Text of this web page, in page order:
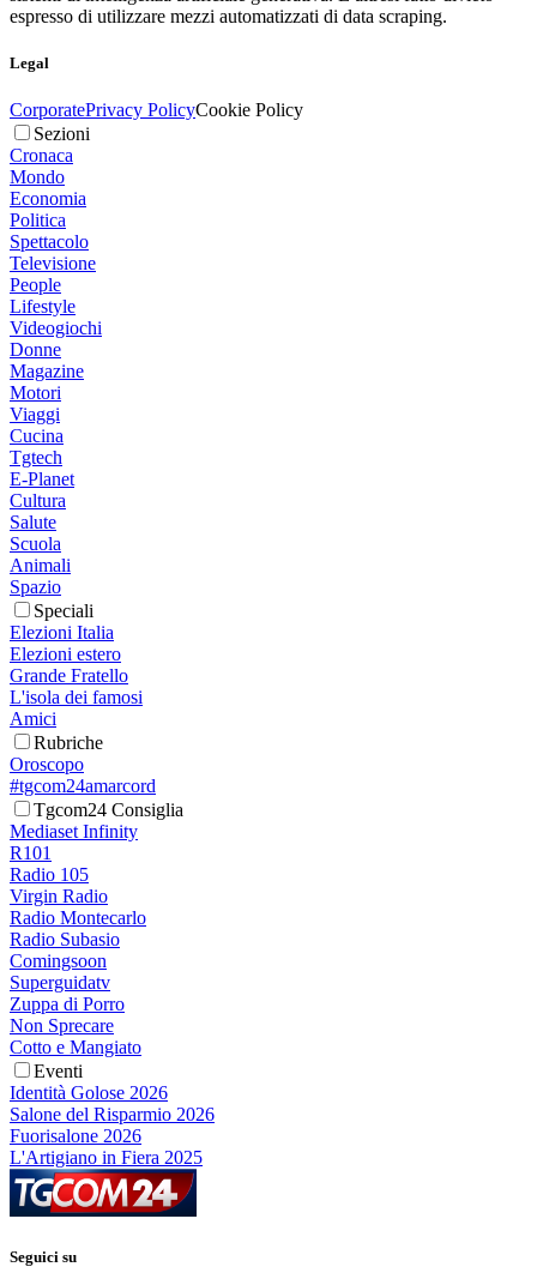
espresso di utilizzare mezzi automatizzati di data scraping.
Legal
CorporatePrivacy PolicyCookie Policy
Sezioni
Cronaca
Mondo
Economia
Politica
Spettacolo
Televisione
People
Lifestyle
Videogiochi
Donne
Magazine
Motori
Viaggi
Cucina
Tgtech
E-Planet
Cultura
Salute
Scuola
Animali
Spazio
Speciali
Elezioni Italia
Elezioni estero
Grande Fratello
L'isola dei famosi
Amici
Rubriche
Oroscopo
#tgcom24amarcord
Tgcom24 Consiglia
Mediaset Infinity
R101
Radio 105
Virgin Radio
Radio Montecarlo
Radio Subasio
Comingsoon
Superguidatv
Zuppa di Porro
Non Sprecare
Cotto e Mangiato
Eventi
Identità Golose 2026
Salone del Risparmio 2026
Fuorisalone 2026
L'Artigiano in Fiera 2025
Seguici su